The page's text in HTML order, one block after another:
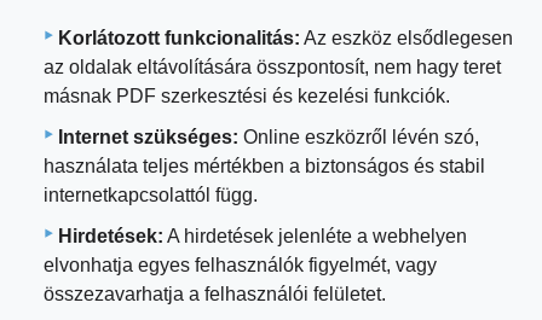
Korlátozott funkcionalitás: Az eszköz elsődlegesen
az oldalak eltávolítására összpontosít, nem hagy teret
másnak PDF szerkesztési és kezelési funkciók.
Internet szükséges: Online eszközről lévén szó,
használata teljes mértékben a biztonságos és stabil
internetkapcsolattól függ.
Hirdetések: A hirdetések jelenléte a webhelyen
elvonhatja egyes felhasználók figyelmét, vagy
összezavarhatja a felhasználói felületet.